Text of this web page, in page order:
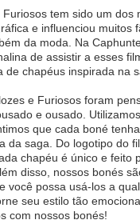
tem sido um dos
e influenciou muitos
da moda. Na
de assistir a esses
de chapéus inspirada na
e Furiosos foram
e ousado.
que cada boné
da saga. Do logotipo do
chapéu é único e feito
disso, nossos bonés
você possa usá-los a
seu estilo tão
com nossos bonés!